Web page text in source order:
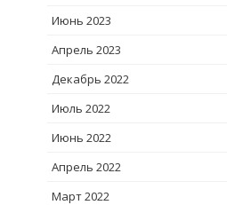
Июнь 2023
Апрель 2023
Декабрь 2022
Июль 2022
Июнь 2022
Апрель 2022
Март 2022